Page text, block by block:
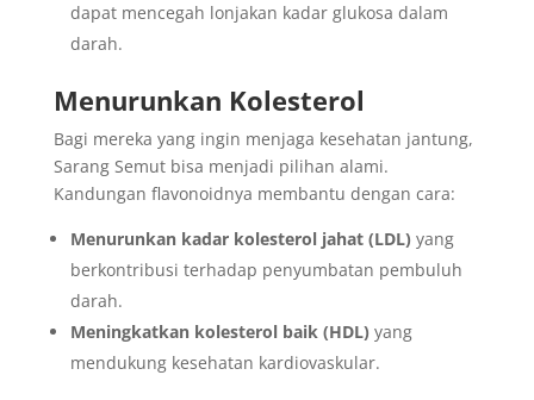
dapat mencegah lonjakan kadar glukosa dalam
darah.
Menurunkan Kolesterol
Bagi mereka yang ingin menjaga kesehatan jantung,
Sarang Semut bisa menjadi pilihan alami.
Kandungan flavonoidnya membantu dengan cara:
Menurunkan kadar kolesterol jahat (LDL) yang
berkontribusi terhadap penyumbatan pembuluh
darah.
Meningkatkan kolesterol baik (HDL) yang
mendukung kesehatan kardiovaskular.